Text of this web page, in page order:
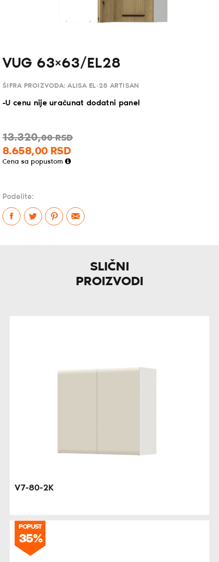
VUG 63×63/EL28
ŠIFRA PROIZVODA:ALISA EL-28 ARTISAN
-U cenu nije uračunat dodatni panel
13.320,00 RSD
8.658,00 RSD
Cena sa popustom
Podelite:
SLIČNI
PROIZVODI
V7-80-2K
POPUST
35%